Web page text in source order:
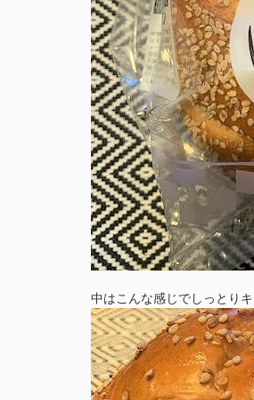
中はこんな感じでしっとり